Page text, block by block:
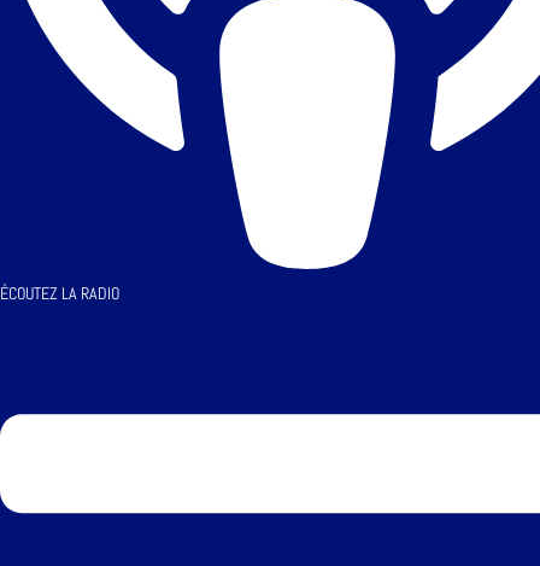
ÉCOUTEZ LA RADIO